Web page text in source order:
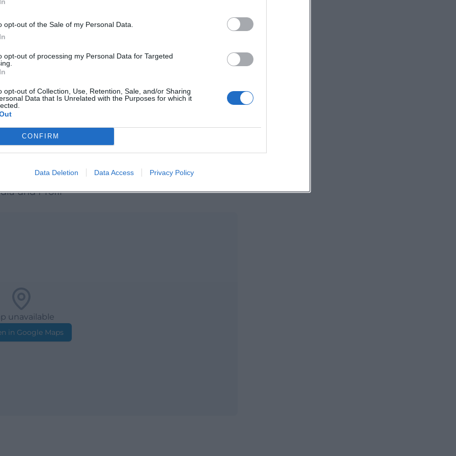
opt-out of the Sale of my Personal Data.
opt-out of processing my Personal Data for Targeted
opt-out of Collection, Use, Retention, Sale, and/or Sharing
Data that Is Unrelated with the Purposes for which it
CONFIRM
Data Deletion Data Access Privacy Policy
Termin live erleben.
- Veranstaltungsdetail
und Profil
unavailable
in Google Maps